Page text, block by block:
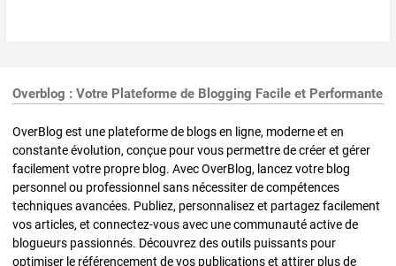
Overblog : Votre Plateforme de Blogging Facile et Performante
OverBlog est une plateforme de blogs en ligne, moderne et en
constante évolution, conçue pour vous permettre de créer et gérer
facilement votre propre blog. Avec OverBlog, lancez votre blog
personnel ou professionnel sans nécessiter de compétences
techniques avancées. Publiez, personnalisez et partagez facilement
vos articles, et connectez-vous avec une communauté active de
blogueurs passionnés. Découvrez des outils puissants pour
optimiser le référencement de vos publications et attirer plus de